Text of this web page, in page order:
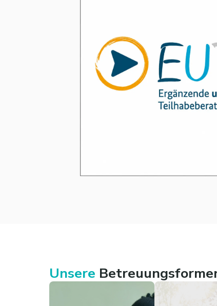
Unsere